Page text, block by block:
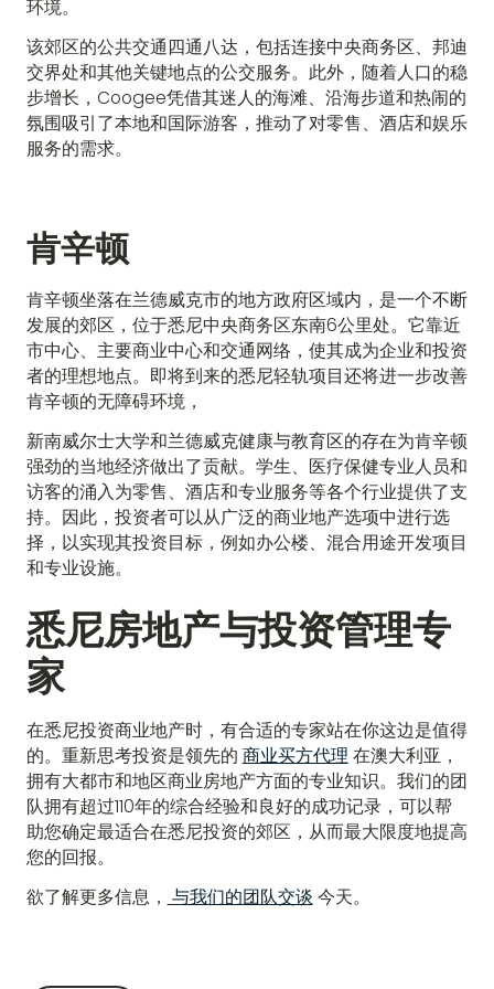
环境。
该郊区的公共交通四通八达，包括连接中央商务区、邦迪
交界处和其他关键地点的公交服务。此外，随着人口的稳
步增长，Coogee凭借其迷人的海滩、沿海步道和热闹的
氛围吸引了本地和国际游客，推动了对零售、酒店和娱乐
服务的需求。
肯辛顿
肯辛顿坐落在兰德威克市的地方政府区域内，是一个不断
发展的郊区，位于悉尼中央商务区东南6公里处。它靠近
市中心、主要商业中心和交通网络，使其成为企业和投资
者的理想地点。即将到来的悉尼轻轨项目还将进一步改善
肯辛顿的无障碍环境，
新南威尔士大学和兰德威克健康与教育区的存在为肯辛顿
强劲的当地经济做出了贡献。学生、医疗保健专业人员和
访客的涌入为零售、酒店和专业服务等各个行业提供了支
持。因此，投资者可以从广泛的商业地产选项中进行选
择，以实现其投资目标，例如办公楼、混合用途开发项目
和专业设施。
悉尼房地产与投资管理专
家
在悉尼投资商业地产时，有合适的专家站在你这边是值得
的。重新思考投资是领先的 商业买方代理在澳大利亚，
拥有大都市和地区商业房地产方面的专业知识。我们的团
队拥有超过110年的综合经验和良好的成功记录，可以帮
助您确定最适合在悉尼投资的郊区，从而最大限度地提高
您的回报。
欲了解更多信息， 与我们的团队交谈 今天。